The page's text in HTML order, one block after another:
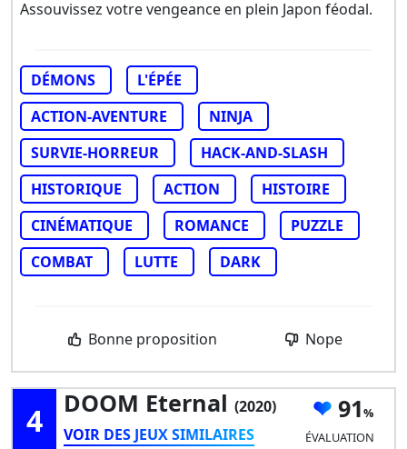
Assouvissez votre vengeance en plein Japon féodal.
DÉMONS
L'ÉPÉE
ACTION-AVENTURE
NINJA
SURVIE-HORREUR
HACK-AND-SLASH
HISTORIQUE
ACTION
HISTOIRE
CINÉMATIQUE
ROMANCE
PUZZLE
COMBAT
LUTTE DARK
Bonne proposition Nope
4 DOOM Eternal (2020)
VOIR DES JEUX SIMILAIRES
91
ÉVALUATION